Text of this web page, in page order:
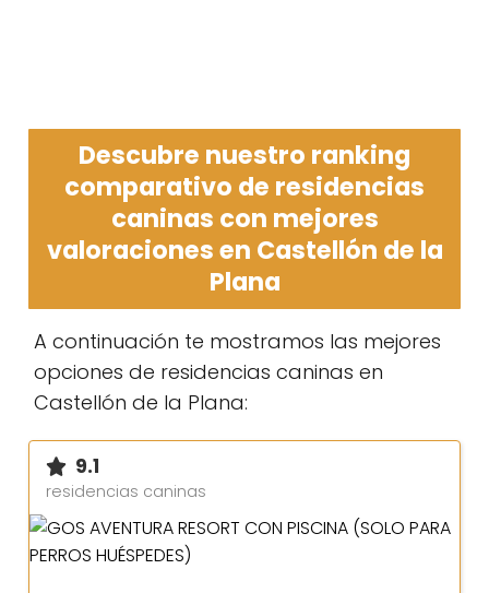
Descubre nuestro ranking
comparativo de residencias
caninas con mejores
valoraciones en Castellón de la
Plana
A continuación te mostramos las mejores
opciones de residencias caninas en
Castellón de la Plana:
9.1
residencias caninas